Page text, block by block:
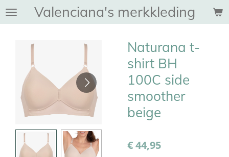
Ga
direct
Valenciana's merkkleding
Naturana t-
shirt BH
100C side
smoother
beige
€ 44,95